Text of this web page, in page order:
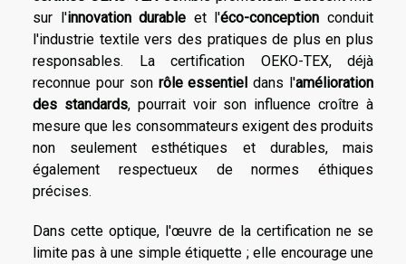
sur l'innovation durable et l'éco-conception conduit
l'industrie textile vers des pratiques de plus en plus
responsables. La certification OEKO-TEX, déjà
reconnue pour son rôle essentiel dans l'amélioration
des standards, pourrait voir son influence croître à
mesure que les consommateurs exigent des produits
non seulement esthétiques et durables, mais
également respectueux de normes éthiques
précises.
Dans cette optique, l'œuvre de la certification ne se
limite pas à une simple étiquette ; elle encourage une